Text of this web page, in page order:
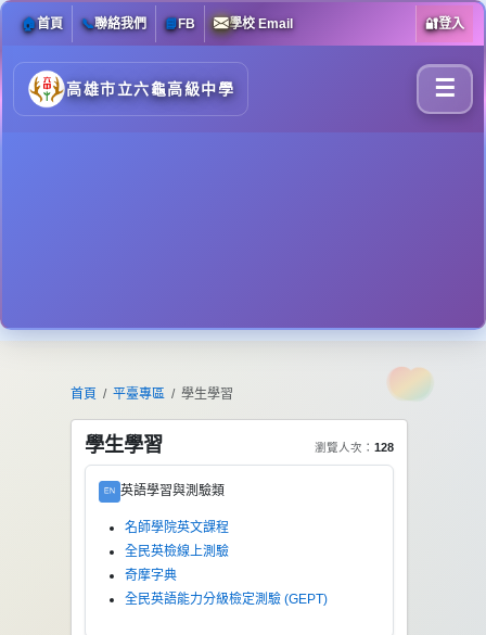
🏠首頁 📞聯絡我們 📘FB 學校 Email 🔐登入
高雄市立六龜高級中學 ☰
首頁 平臺專區 學生學習
學生學習 瀏覽人次： 128
英語學習與測驗類
名師學院英文課程
全民英檢線上測驗
奇摩字典
全民英語能力分級檢定測驗 (GEPT)